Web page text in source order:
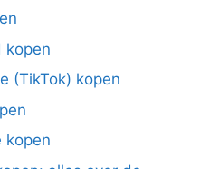
kopen
(TikTok) kopen
kopen